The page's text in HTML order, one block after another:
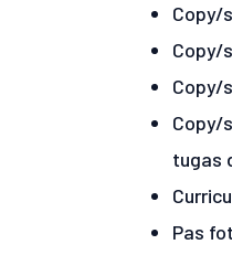
Copy/
Copy/
Copy/
Copy/
tugas
Pas